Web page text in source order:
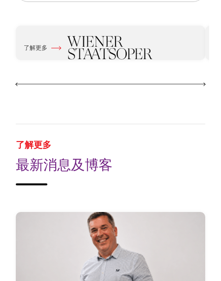
了解更多
關於 Vienna Opera House
了解更多
最新消息及博客